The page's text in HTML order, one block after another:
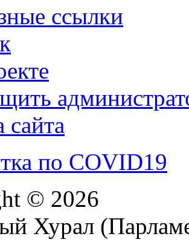
ссылки
сайта
по COVID19
© 2026
Хурал